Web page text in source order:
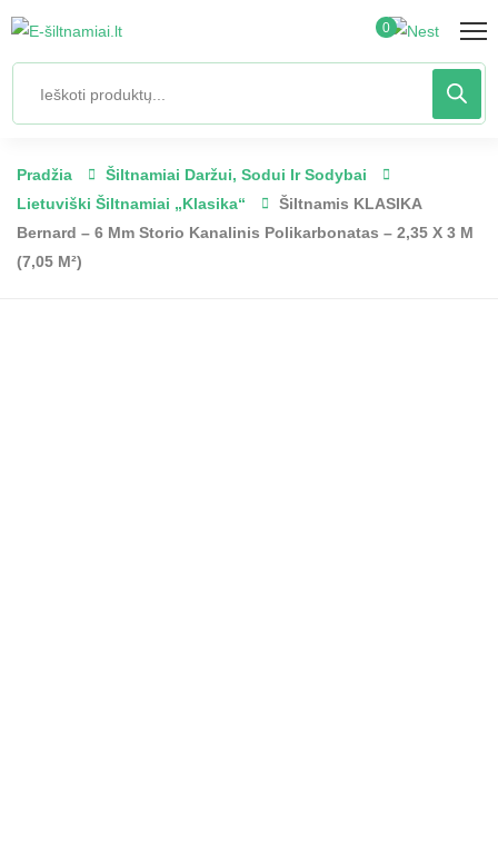
0
Pradžia
Šiltnamiai Daržui, Sodui Ir Sodybai
Lietuviški Šiltnamiai „Klasika“
Šiltnamis KLASIKA
Bernard – 6 Mm Storio Kanalinis Polikarbonatas – 2,35 X 3 M
(7,05 M²)